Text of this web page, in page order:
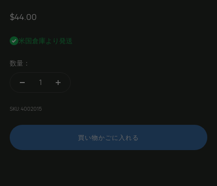
Angebot
$44.00
米国倉庫より発送
数量：
SKU: 4002015
買い物かごに入れる